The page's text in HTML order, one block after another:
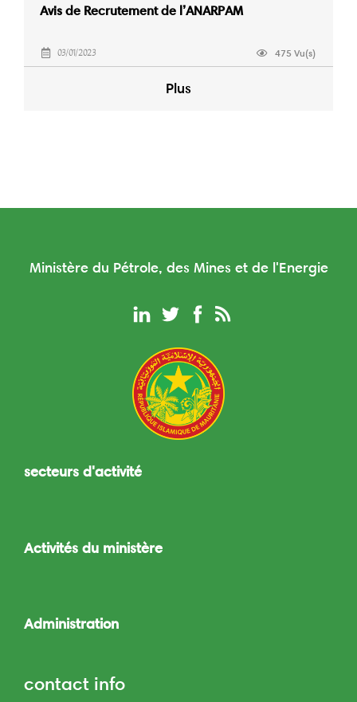
Avis de Recrutement de l’ANARPAM
03/01/2023 475 Vu(s)
Plus
Ministère du Pétrole, des Mines et de l'Energie
secteurs d'activité
Activités du ministère
Administration
contact info